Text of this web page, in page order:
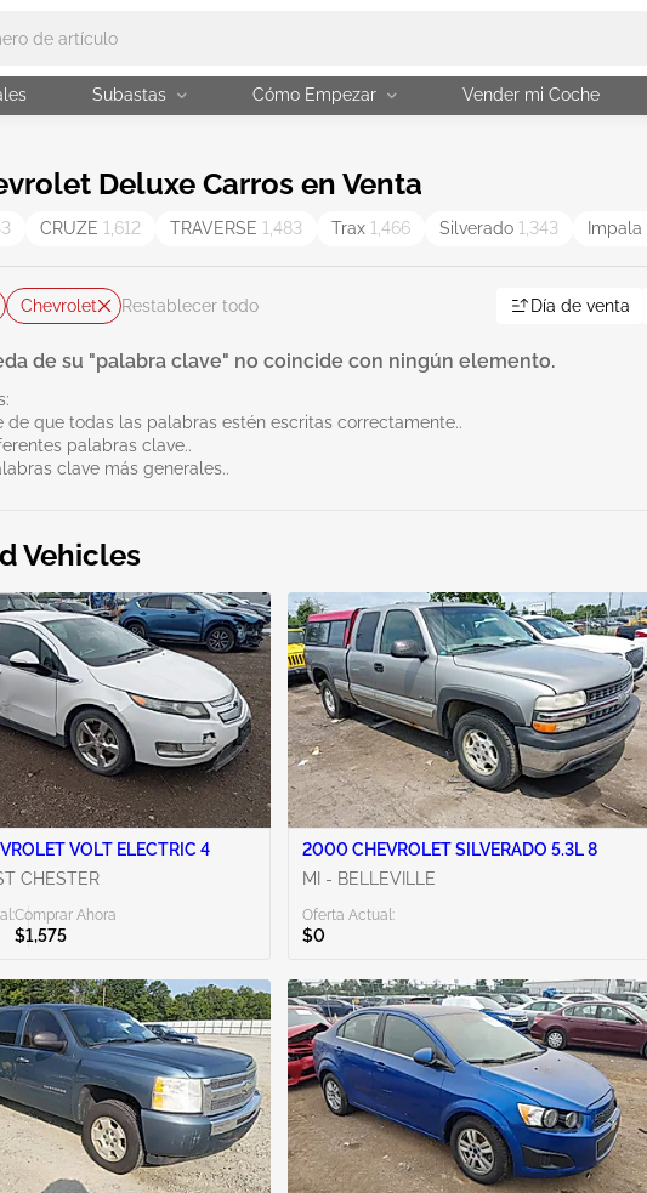
Subastas Cómo Empezar Vender mi Coche
Deluxe Carros en Venta
CRUZE 1,612 TRAVERSE 1,483 Trax 1,466 Silverado 1,343 Impala
Chevrolet Restablecer todo Día de venta
de su "palabra clave" no coincide con ningún elemento.
de que todas las palabras estén escritas correctamente..
palabras clave..
clave más generales..
Vehicles
VOLT ELECTRIC 4
CHESTER
Comprar Ahora
$1,575
2000 CHEVROLET SILVERADO 5.3L 8
MI - BELLEVILLE
Oferta Actual:
$0